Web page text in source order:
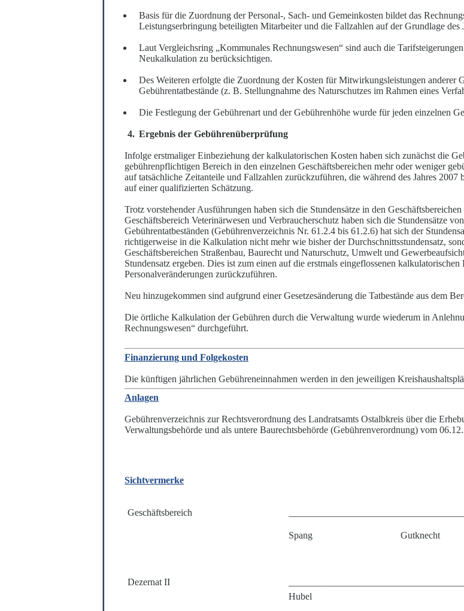
Basis für die Zuordnung der Personal-, Sach- und Gemeinkosten bildet das
Leistungserbringung beteiligten Mitarbeiter und die Fallzahlen auf der Grundlage des
Laut Vergleichsring „Kommunales Rechnungswesen“ sind auch die
Neukalkulation zu berücksichtigen.
Des Weiteren erfolgte die Zuordnung der Kosten für Mitwirkungsleistungen anderer
Gebührentatbestände (z. B. Stellungnahme des Naturschutzes im Rahmen eines
Die Festlegung der Gebührenart und der Gebührenhöhe wurde für jeden einzelnen
Ergebnis der Gebührenüberprüfung
Infolge erstmaliger Einbeziehung der kalkulatorischen Kosten haben sich zunächst die
gebührenpflichtigen Bereich in den einzelnen Geschäftsbereichen mehr oder weniger
auf tatsächliche Zeitanteile und Fallzahlen zurückzuführen, die während des Jahres
auf einer qualifizierten Schätzung.
Trotz vorstehender Ausführungen haben sich die Stundensätze in den
Geschäftsbereich Veterinärwesen und Verbraucherschutz haben sich die Stundensätze
Gebührentatbeständen (Gebührenverzeichnis Nr. 61.2.4 bis 61.2.6) hat sich der
richtigerweise in die Kalkulation nicht mehr wie bisher der Durchschnittsstundensatz,
Geschäftsbereichen Straßenbau, Baurecht und Naturschutz, Umwelt und
Stundensatz ergeben. Dies ist zum einen auf die erstmals eingeflossenen
Personalveränderungen zurückzuführen.
Neu hinzugekommen sind aufgrund einer Gesetzesänderung die Tatbestände aus dem
Die örtliche Kalkulation der Gebühren durch die Verwaltung wurde wiederum in
Rechnungswesen“ durchgeführt.
Finanzierung und Folgekosten
Die künftigen jährlichen Gebühreneinnahmen werden in den jeweiligen
Anlagen
Gebührenverzeichnis zur Rechtsverordnung des Landratsamts Ostalbkreis über die
Verwaltungsbehörde und als untere Baurechtsbehörde (Gebührenverordnung) vom
Sichtvermerke
Geschäftsbereich
Spang Gutknecht
Dezernat II
Hubel